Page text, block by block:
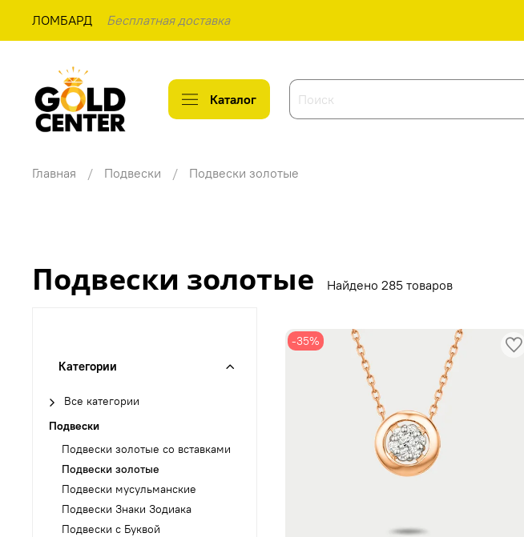
ЛОМБАРД Бесплатная доставка
Каталог
Главная Подвески Подвески золотые
Подвески золотые Найдено 285 товаров
-35%
Категории
Все категории
Подвески
Подвески золотые со вставками
Подвески золотые
Подвески мусульманские
Подвески Знаки Зодиака
Подвески с Буквой